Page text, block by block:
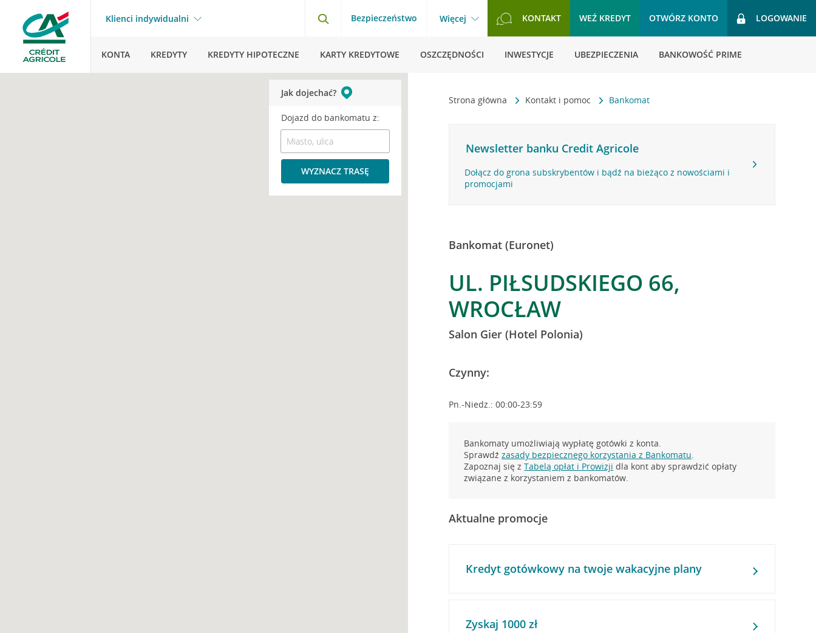
Klienci indywidualni Bezpieczeństwo Więcej KONTAKT WEŹ KREDYT OTWÓRZ KONTO LOGOWANIE
KONTA KREDYTY KREDYTY HIPOTECZNE KARTY KREDYTOWE OSZCZĘDNOŚCI INWESTYCJE UBEZPIECZENIA BANKOWOŚĆ PRIME
Strona główna Kontakt i pomoc Bankomat
Newsletter banku Credit Agricole
Dołącz do grona subskrybentów i bądź na bieżąco z nowościami i
promocjami
Bankomat (Euronet)
UL. PIŁSUDSKIEGO 66,
WROCŁAW
Salon Gier (Hotel Polonia)
Czynny:
Pn.-Niedz.: 00:00-23:59
Bankomaty umożliwiają wypłatę gotówki z konta.
Sprawdźzasady bezpiecznego korzystania z Bankomatu.
Zapoznaj się zTabelą opłat i Prowizji dla kont aby sprawdzić opłaty
związane z korzystaniem z bankomatów.
Aktualne promocje
Kredyt gotówkowy na twoje wakacyjne plany
Zyskaj 1000 zł
Jak dojechać?
Dojazd do bankomatu z:
WYZNACZ TRASĘ